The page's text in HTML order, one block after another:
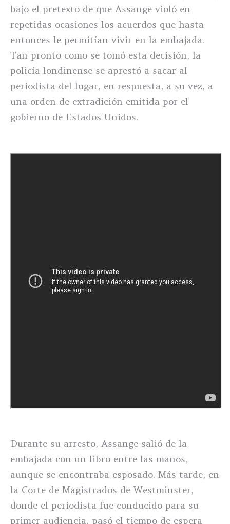
bajo el pretexto de que Assange violó en
repetidas ocasiones los acuerdos que hasta
entonces le permitían vivir en la embajada.
Tan pronto como se tomó esta decisión, la
policía londinense se aprestó a sacar al
periodista del lugar, en respuesta, a su vez, a
una orden de extradición emitida por el
gobierno de Estados Unidos.
Durante su arresto, Assange salió de la
embajada con un libro entre las manos,
aunque se encontraba esposado. Más tarde, en
la Corte de Magistrados de Westminster,
donde el periodista fue conducido para su
primer audiencia, pasó el tiempo de espera